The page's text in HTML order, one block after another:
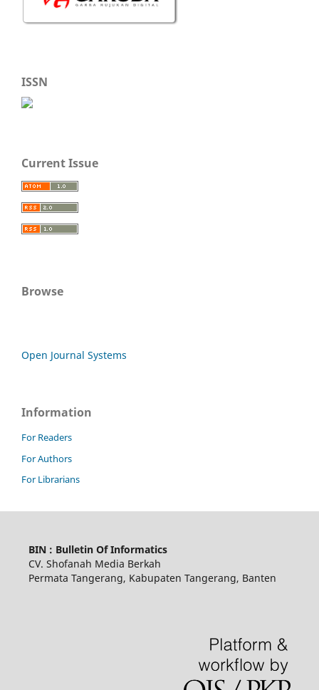
ISSN
Current Issue
Browse
Open Journal Systems
Information
For Readers
For Authors
For Librarians
BIN : Bulletin Of Informatics
CV. Shofanah Media Berkah
Permata Tangerang, Kabupaten Tangerang, Banten